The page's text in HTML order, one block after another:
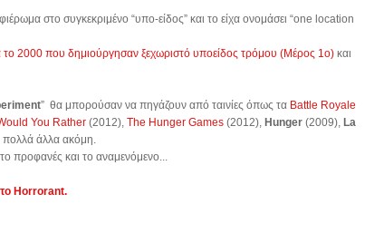
στο συγκεκριμένο “υπο-είδος” και το είχα ονομάσει “one location
το 2000 που δημιούργησαν ξεχωριστό υποείδος τρόμου (Μέρος 1ο) και
” θα μπορούσαν να πηγάζουν από ταινίες όπως τα Battle Royale
You Rather (2012), The Hunger Games (2012), Hunger (2009), La
πολλά άλλα ακόμη.
προφανές και το αναμενόμενο...
Horrorant.